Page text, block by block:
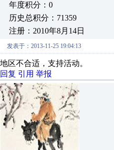
年度积分：0
历史总积分：71359
注册：2010年8月14日
发表于：2013-11-25 19:04:13
地区不合适，支持活动。
回复 引用 举报